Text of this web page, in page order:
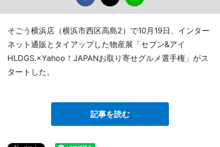
そごう横浜店（横浜市西区高島2）で10月19日、インター
ネット通販とタイアップした物産展「セブン&アイ
HLDGS.×Yahoo！JAPANお取り寄せグルメ選手権」がス
タートした。
記事を読む